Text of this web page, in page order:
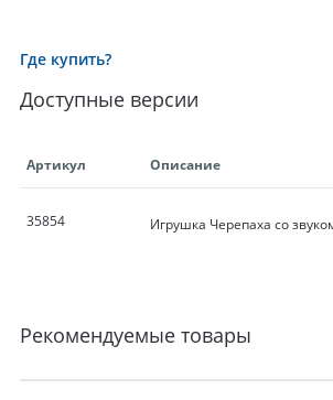
Где купить?
Доступные версии
Артикул Описание
35854 Игрушка Черепаха со
Рекомендуемые товары